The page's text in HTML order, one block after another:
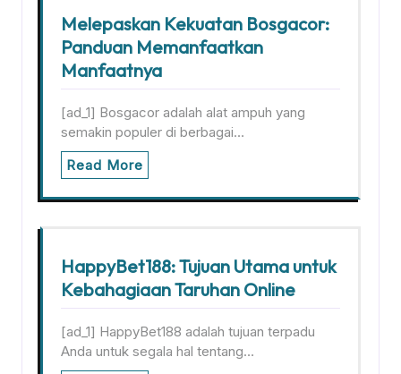
Melepaskan Kekuatan Bosgacor:
Panduan Memanfaatkan
Manfaatnya
[ad_1] Bosgacor adalah alat ampuh yang
semakin populer di berbagai…
Read More
HappyBet188: Tujuan Utama untuk
Kebahagiaan Taruhan Online
[ad_1] HappyBet188 adalah tujuan terpadu
Anda untuk segala hal tentang…